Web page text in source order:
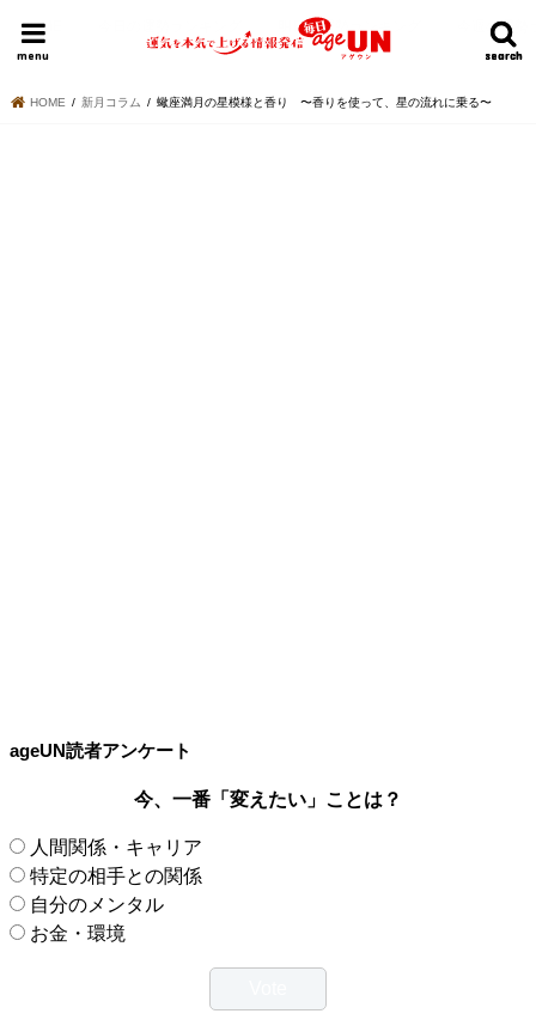
search
search
menu
HOME 明日の運勢ランキング 今週の運勢
HOME 新月コラム 蠍座満月の星模様と香り 〜香りを使って、星の流れに乗る〜
ageUN読者アンケート
今、一番「変えたい」ことは？
人間関係・キャリア
特定の相手との関係
自分のメンタル
お金・環境